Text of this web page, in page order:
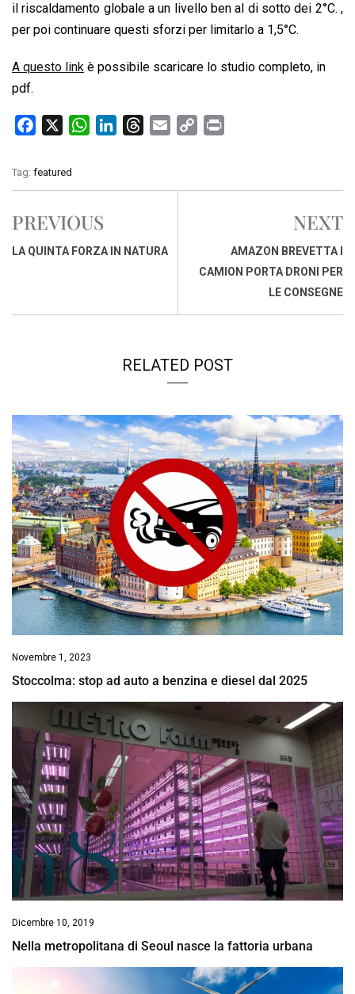
il riscaldamento globale a un livello ben al di sotto dei 2°C. ,
per poi continuare questi sforzi per limitarlo a 1,5°C.
A questo link è possibile scaricare lo studio completo, in
pdf.
c
e
o
o
W
t
A
p
k
I
e
s
i
y
k
n
Tag: featured
PREVIOUS
LA QUINTA FORZA IN NATURA
NEXT
AMAZON BREVETTA I
CAMION PORTA DRONI PER
LE CONSEGNE
RELATED POST
Novembre 1, 2023
Stoccolma: stop ad auto a benzina e diesel dal 2025
Dicembre 10, 2019
Nella metropolitana di Seoul nasce la fattoria urbana